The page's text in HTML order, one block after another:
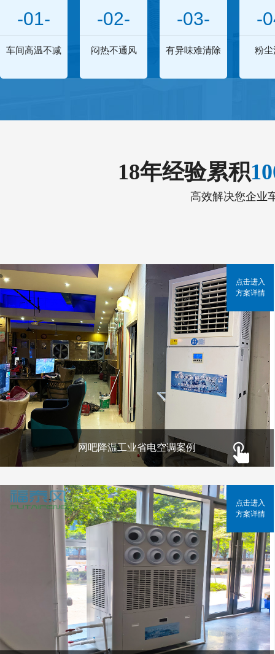
-01-
车间高温不减
-02-
闷热不通风
-03-
有异味难清除
-
粉尘
18年经验累积
高效解决您企业
网吧降温工业省电空调案例
点击进入
方案详情
点击进入
方案详情